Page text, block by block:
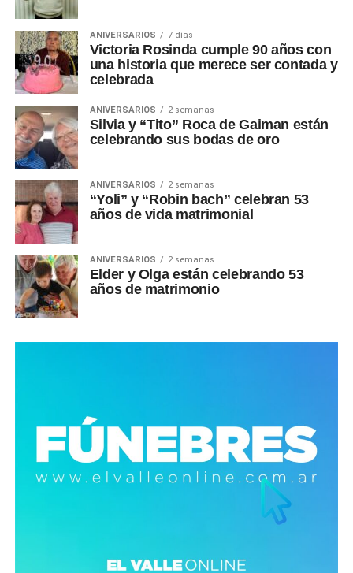
ANIVERSARIOS 7 días
Victoria Rosinda cumple 90 años con
una historia que merece ser contada y
celebrada
ANIVERSARIOS 2 semanas
Silvia y “Tito” Roca de Gaiman están
celebrando sus bodas de oro
ANIVERSARIOS 2 semanas
“Yoli” y “Robin bach” celebran 53
años de vida matrimonial
ANIVERSARIOS 2 semanas
Elder y Olga están celebrando 53
años de matrimonio